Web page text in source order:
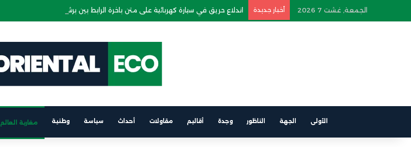
الجمعة, غشت 7 2026 أخبار جديدة اندلاع حريق في سيارة كهربائية على متن باخرة الرابط بين برشلونة والناظور
الأولى الجهة الناظور وجدة أقاليم مقاولات أحداث سياسة وطنية مغاربة العالم